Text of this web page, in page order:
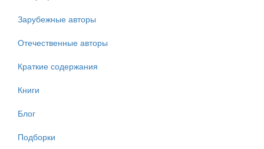
Зарубежные авторы
Отечественные авторы
Краткие содержания
Книги
Блог
Подборки